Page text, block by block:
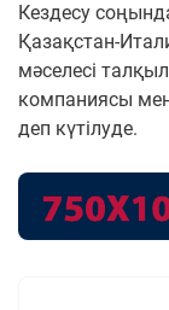
Кездесу
Қазақстан-
мәселесі
компаниясы
деп күтілуде.